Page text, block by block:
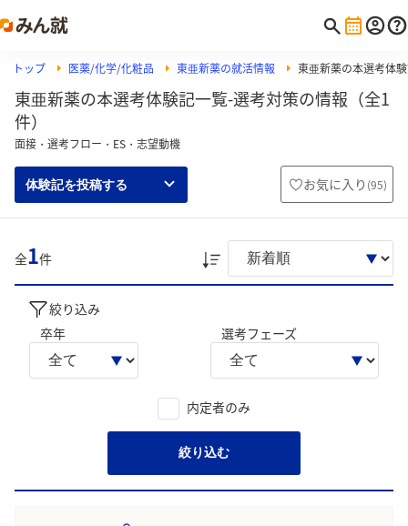
トップ 医薬/化学/化粧品 東亜新薬の就活情報 東亜新薬の本選考体
東亜新薬の本選考体験記一覧-選考対策の情報（全1
件）
面接・選考フロー・ES・志望動機
体験記を投稿する お気に入り (95)
全1件
絞り込み
卒年
選考フェーズ
内定者のみ
絞り込む